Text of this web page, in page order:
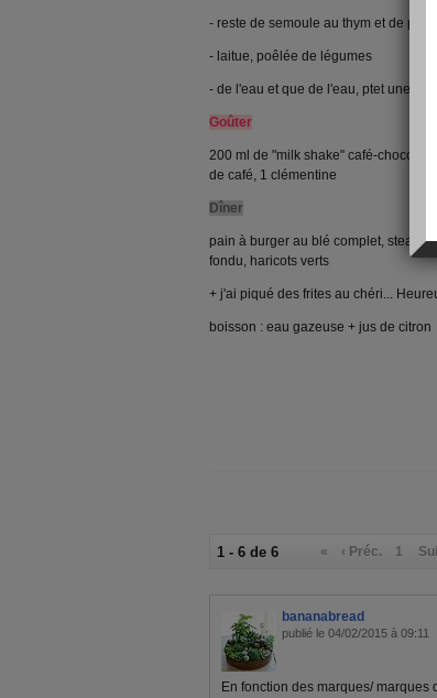
- reste de semoule au thym et de
- laitue, poêlée de légumes
- de l'eau et que de l'eau, ptet une
Goûter
200 ml de "milk shake" café-chocolat
de café, 1 clémentine
Dîner
pain à burger au blé complet, steak
fondu, haricots verts
+ j'ai piqué des frites au chéri...
boisson : eau gazeuse + jus de citron
1 - 6 de 6 « ‹ Préc. 1
bananabread
publié le 04/02/2015 à 09:11
En fonction des marques/